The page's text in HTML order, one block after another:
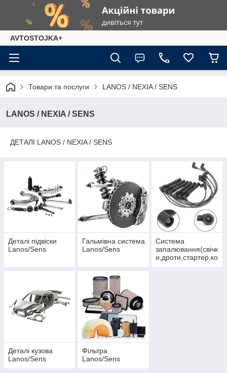
AVTOSTOJKA+
Товари та послуги LANOS / NEXIA / SENS
LANOS / NEXIA / SENS
ДЕТАЛІ LANOS / NEXIA / SENS
Деталі підвіски
Lanos/Sens
Гальмівна система
Lanos/Sens
Система
запалювання(свічк
и,дроти,стартер,ко
Деталі кузова
Lanos/Sens
Фільтра
Lanos/Sens